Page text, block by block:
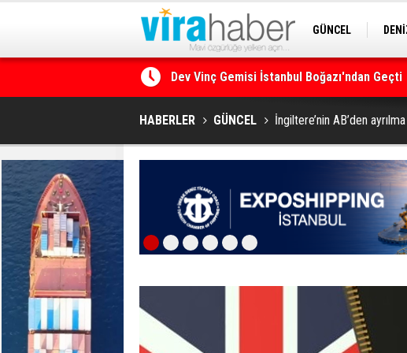
GÜNCEL
Dev Vinç Gemisi İstanbul Boğazı'ndan Geçti
Ege Denizi’nin En Büyük Mercan Ormanı
HABERLER GÜNCEL İngiltere’nin AB’den